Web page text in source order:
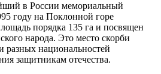
в России мемориальный
году на Поклонной горе
порядка 135 га и посвящен
народа. Это место скорби
разных национальностей
защитникам отечества.